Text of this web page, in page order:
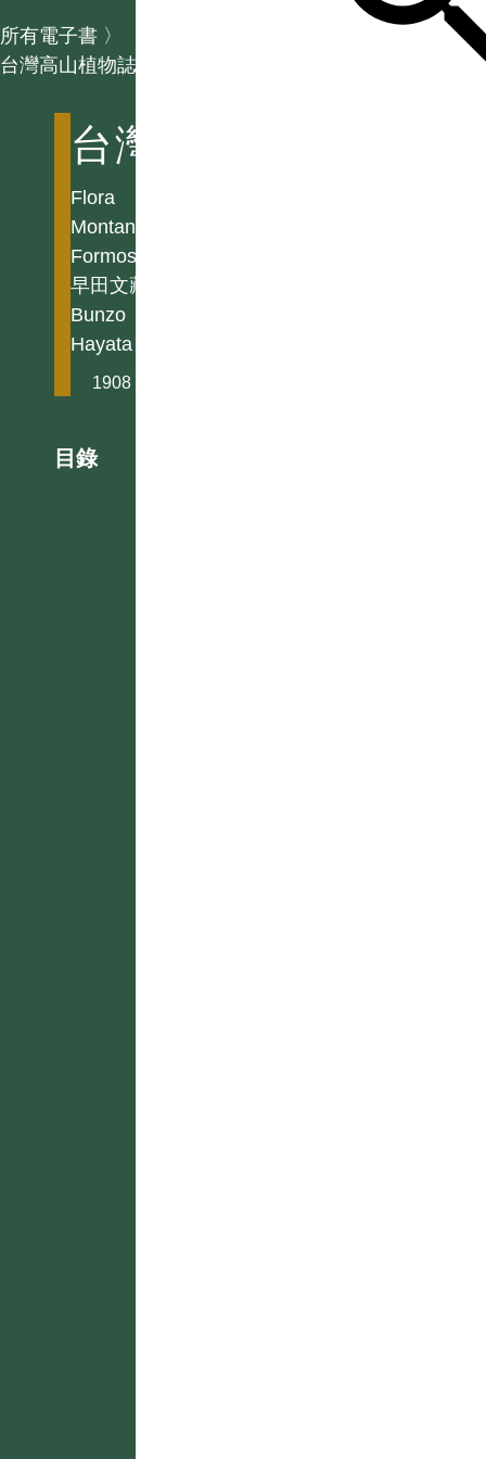
所有電子書 〉
台灣高山植物誌
台灣高山植物誌
Flora
Montana
Formosae
早田文藏
Bunzo
Hayata
1908
目錄